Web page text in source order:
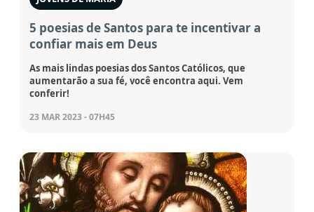
5 poesias de Santos para te incentivar a
confiar mais em Deus
As mais lindas poesias dos Santos Católicos, que
aumentarão a sua fé, você encontra aqui. Vem
conferir!
23 MAR 2023 - 07H45